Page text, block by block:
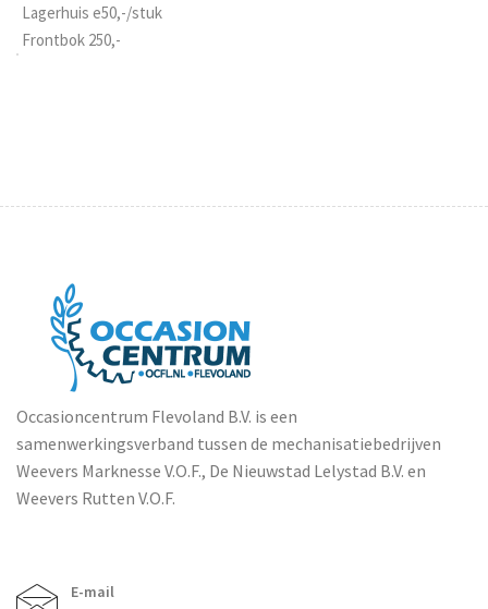
Lagerhuis e50,-/stuk
Frontbok 250,-
Occasioncentrum Flevoland B.V. is een
samenwerkingsverband tussen de mechanisatiebedrijven
Weevers Marknesse V.O.F., De Nieuwstad Lelystad B.V. en
Weevers Rutten V.O.F.
E-mail